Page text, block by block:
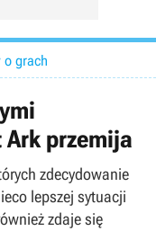
o grach
Ark przemija
zdecydowanie
lepszej sytuacji
zdaje się